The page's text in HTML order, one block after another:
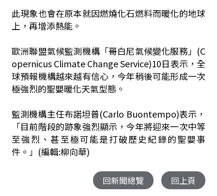
此現象也會在原本就因燃燒化石燃料而暖化的地球
上，再增添熱能。
歐洲聯盟氣候監測機構「哥白尼氣候變化服務」(C
opernicus Climate Change Service)10日表示，全
球預報機構越來越有信心，今年稍後可能形成一次
極強烈的聖嬰暖化天氣型態。
監測機構主任布諾坦普(Carlo Buontempo)表示，
「目前階段的跡象強烈顯示，今年將迎來一次中等
至強烈、甚至極可能是打破歷史紀錄的聖嬰事
件。」(編輯:柳向華)
回新聞總覽 回上頁